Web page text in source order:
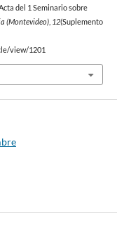
del 1 Seminario sobre
(Montevideo), 12(Suplemento
view/1201